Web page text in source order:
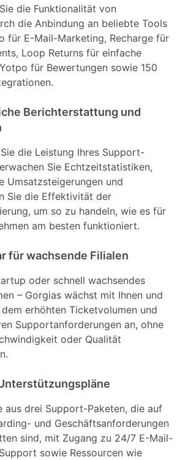
die Funktionalität von
die Anbindung an beliebte Tools
für E-Mail-Marketing, Recharge für
Loop Returns für einfache
für Bewertungen sowie 150
Berichterstattung und
die Leistung Ihres Support-
Sie Echtzeitstatistiken,
Umsatzsteigerungen und
Sie die Effektivität der
um so zu handeln, wie es für
am besten funktioniert.
für wachsende Filialen
oder schnell wachsendes
– Gorgias wächst mit Ihnen und
erhöhten Ticketvolumen und
Supportanforderungen an, ohne
oder Qualität
aus drei Support-Paketen, die auf
und Geschäftsanforderungen
sind, mit Zugang zu 24/7 E-Mail-
sowie Ressourcen wie